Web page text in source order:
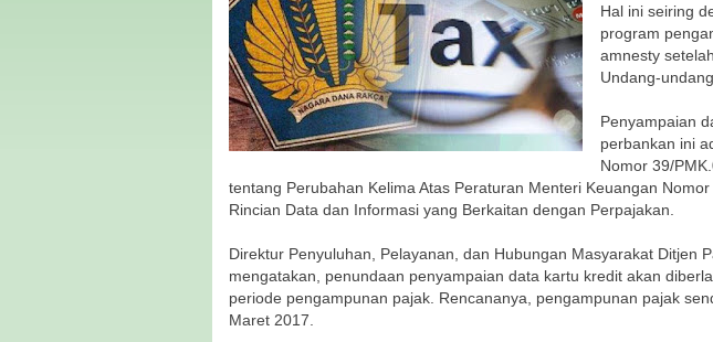
Hal ini seiring
program
amnesty
Undang-
Penyampaian
perbankan ini
Nomor 39/
tentang Perubahan Kelima Atas Peraturan Menteri Keuangan
Rincian Data dan Informasi yang Berkaitan dengan Perpajakan.
‎Direktur Penyuluhan, Pelayanan, dan Hubungan Masyarakat Ditjen
mengatakan, penundaan penyampaian data kartu kredit akan
periode pengampunan pajak. Rencananya, pengampunan pajak
Maret 2017.